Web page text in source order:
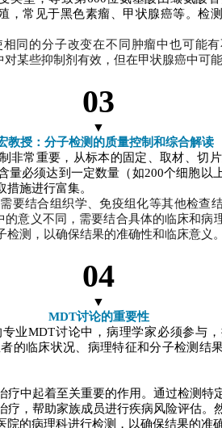
，常见于黑色素瘤、甲状腺癌等。检
同的分子改变在不同肿瘤中也可能有
某些抑制剂有效，但在甲状腺癌中可能
03
▼
教授：分子检测的质量控制和综合解读
非常重要，从标本的固定、取材、切
量必须达到一定数量（如200个细胞以
施进行富集。
要结合组织学、免疫组化等其他检查
的意义不同，需要结合具体的临床和病
测，以确保结果的准确性和临床意义。
04
▼
MDT讨论的重要性
业MDT讨论中，病理学家必须参与
的临床状况、病理特征和分子检测结
疗中起着至关重要的作用。通过检测特
疗，帮助家族成员进行疾病风险评估。
的病理科进行检测，以确保结果的准